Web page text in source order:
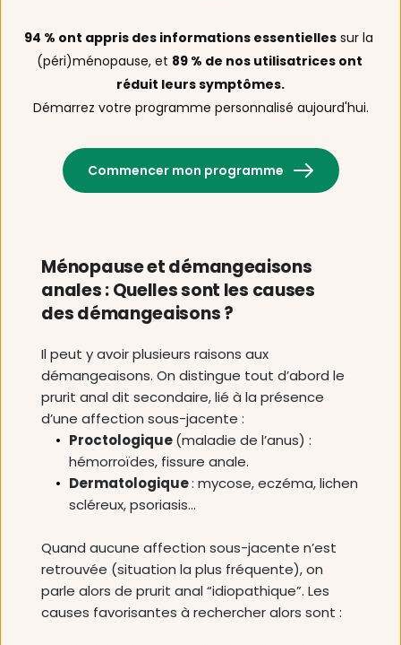
94 % ont appris des informations essentielles sur la
(péri)ménopause, et 89 % de nos utilisatrices ont
réduit leurs symptômes.
Démarrez votre programme personnalisé aujourd'hui.
Commencer mon programme
Ménopause et démangeaisons
anales : Quelles sont les causes
des démangeaisons ?
Il peut y avoir plusieurs raisons aux
démangeaisons. On distingue tout d’abord le
prurit anal dit secondaire, lié à la présence
d’une affection sous-jacente :
Proctologique (maladie de l’anus) :
hémorroïdes, fissure anale.
Dermatologique : mycose, eczéma, lichen
scléreux, psoriasis…
Quand aucune affection sous-jacente n’est
retrouvée (situation la plus fréquente), on
parle alors de prurit anal “idiopathique”. Les
causes favorisantes à rechercher alors sont :